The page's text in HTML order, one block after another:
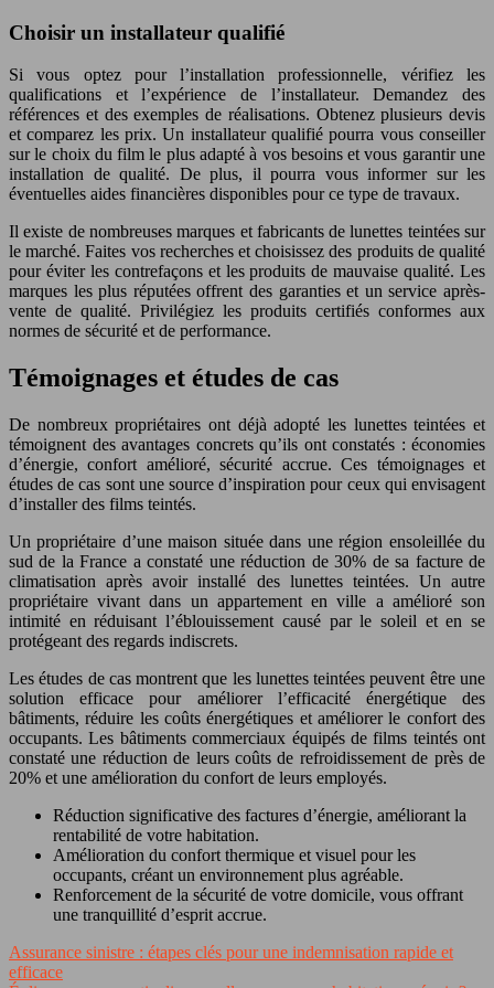
Choisir un installateur qualifié
Si vous optez pour l’installation professionnelle, vérifiez les
qualifications et l’expérience de l’installateur. Demandez des
références et des exemples de réalisations. Obtenez plusieurs devis
et comparez les prix. Un installateur qualifié pourra vous conseiller
sur le choix du film le plus adapté à vos besoins et vous garantir une
installation de qualité. De plus, il pourra vous informer sur les
éventuelles aides financières disponibles pour ce type de travaux.
Il existe de nombreuses marques et fabricants de lunettes teintées sur
le marché. Faites vos recherches et choisissez des produits de qualité
pour éviter les contrefaçons et les produits de mauvaise qualité. Les
marques les plus réputées offrent des garanties et un service après-
vente de qualité. Privilégiez les produits certifiés conformes aux
normes de sécurité et de performance.
Témoignages et études de cas
De nombreux propriétaires ont déjà adopté les lunettes teintées et
témoignent des avantages concrets qu’ils ont constatés : économies
d’énergie, confort amélioré, sécurité accrue. Ces témoignages et
études de cas sont une source d’inspiration pour ceux qui envisagent
d’installer des films teintés.
Un propriétaire d’une maison située dans une région ensoleillée du
sud de la France a constaté une réduction de 30% de sa facture de
climatisation après avoir installé des lunettes teintées. Un autre
propriétaire vivant dans un appartement en ville a amélioré son
intimité en réduisant l’éblouissement causé par le soleil et en se
protégeant des regards indiscrets.
Les études de cas montrent que les lunettes teintées peuvent être une
solution efficace pour améliorer l’efficacité énergétique des
bâtiments, réduire les coûts énergétiques et améliorer le confort des
occupants. Les bâtiments commerciaux équipés de films teintés ont
constaté une réduction de leurs coûts de refroidissement de près de
20% et une amélioration du confort de leurs employés.
Réduction significative des factures d’énergie, améliorant la
rentabilité de votre habitation.
Amélioration du confort thermique et visuel pour les
occupants, créant un environnement plus agréable.
Renforcement de la sécurité de votre domicile, vous offrant
une tranquillité d’esprit accrue.
Assurance sinistre : étapes clés pour une indemnisation rapide et
efficace